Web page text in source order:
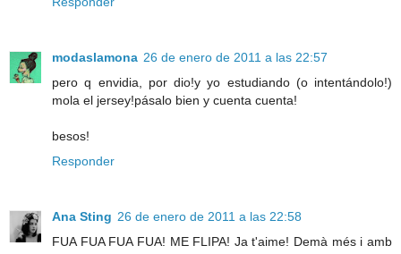
modaslamona 26 de enero de 2011 a las 22:57
pero q envidia, por dio!y yo estudiando (o intentándolo!)
mola el jersey!pásalo bien y cuenta cuenta!
besos!
Responder
Ana Sting 26 de enero de 2011 a las 22:58
FUA FUA FUA FUA! ME FLIPA! Ja t'aime! Demà més i amb